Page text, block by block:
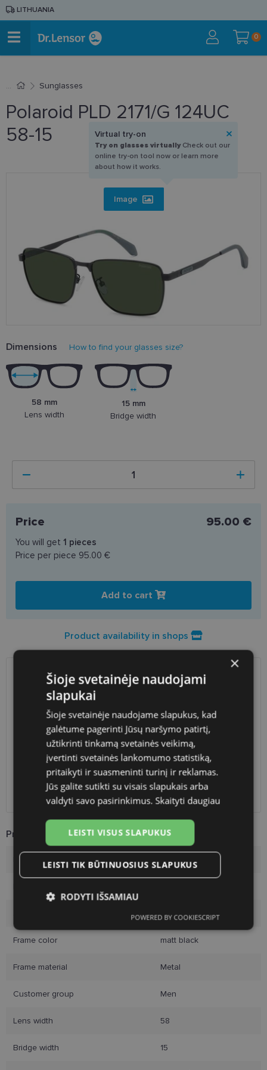
LITHUANIA
0
Sunglasses
Polaroid PLD 2171/G 124UC
58-15
Image
Virtual try-on
Try on glasses virtuallyCheck out our
online try-on tool now or learn more
about how it works.
Dimensions How to find your glasses size?
58 mm
Lens width
15 mm
Bridge width
Product Information
Brand POLAROID
L
Frame color matt black
Frame material Metal
Customer group Men
Lens width 58
Bridge width 15
Price 95.00 €
You will get 1 pieces
Price per piece 95.00 €
Add to cart
Product availability in shops
SHIPPING LITHUANIA
Planned delivery date
Thursday Aug. 13, 2026
Shop LT
Venipak paštomatai
LP Express paštomatai
DPD paštomatai
Omniva paštomatai
×
Šioje svetainėje naudojami
slapukai
Šioje svetainėje naudojame slapukus, kad
galėtume pagerinti Jūsų naršymo patirtį,
užtikrinti tinkamą svetainės veikimą,
įvertinti svetainės lankomumo statistiką,
pritaikyti ir suasmeninti turinį ir reklamas.
Jūs galite sutikti su visais slapukais arba
valdyti savo pasirinkimus. Skaityti daugiau
LEISTI VISUS SLAPUKUS
LEISTI TIK BŪTINUOSIUS SLAPUKUS
RODYTI IŠSAMIAU
slapukai
Statistikos
slapukai
Rinkodaros
slapukai
POWERED BY COOKIESCRIPT